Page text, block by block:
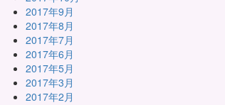
2017年9月
2017年8月
2017年7月
2017年6月
2017年5月
2017年3月
2017年2月